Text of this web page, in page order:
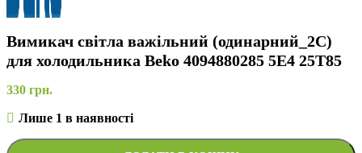
Вимикач світла важільний (одинарний_2C)
для холодильника Beko 4094880285 5E4 25T85
330 грн.
Лише 1 в наявності